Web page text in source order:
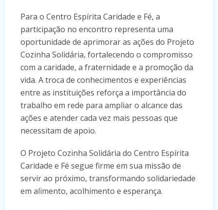
Para o Centro Espírita Caridade e Fé, a
participação no encontro representa uma
oportunidade de aprimorar as ações do Projeto
Cozinha Solidária, fortalecendo o compromisso
com a caridade, a fraternidade e a promoção da
vida. A troca de conhecimentos e experiências
entre as instituições reforça a importância do
trabalho em rede para ampliar o alcance das
ações e atender cada vez mais pessoas que
necessitam de apoio.
O Projeto Cozinha Solidária do Centro Espírita
Caridade e Fé segue firme em sua missão de
servir ao próximo, transformando solidariedade
em alimento, acolhimento e esperança.